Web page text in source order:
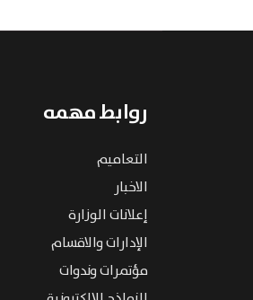
روابط مهمه
التعاميم
الاخبار
إعلانات الوزارة
الإدارات والاقسام
مؤتمرات وندوات